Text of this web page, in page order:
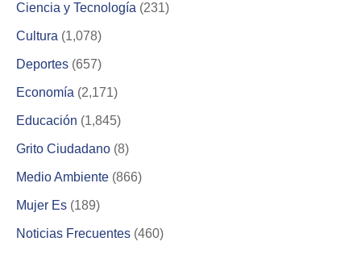
Ciencia y Tecnología (231)
Cultura (1,078)
Deportes (657)
Economía (2,171)
Educación (1,845)
Grito Ciudadano (8)
Medio Ambiente (866)
Mujer Es (189)
Noticias Frecuentes (460)